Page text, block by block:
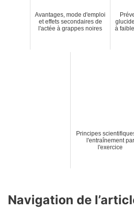
Avantages, mode d'emploi
et effets secondaires de
l'actée à grappes noires
à
Principes
l'entraînement par
l'exercice
Navigation de